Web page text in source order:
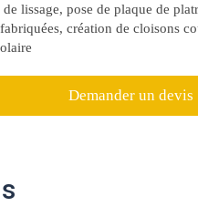
lissage, pose de plaque de
création de cloisons
Demander un devis